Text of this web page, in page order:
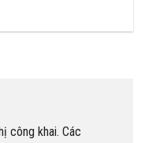
công khai. Các